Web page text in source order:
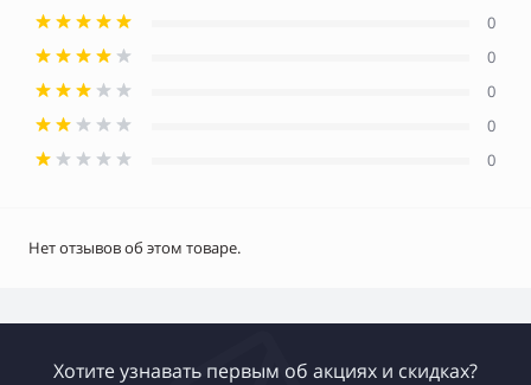
0
0
0
0
0
Нет отзывов об этом товаре.
Хотите узнавать первым об акциях и скидках?